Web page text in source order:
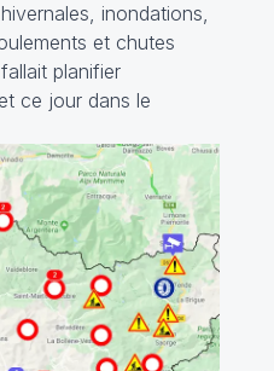
inondations,
et chutes
planifier
ce jour dans le